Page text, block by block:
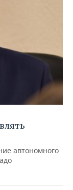
автономного